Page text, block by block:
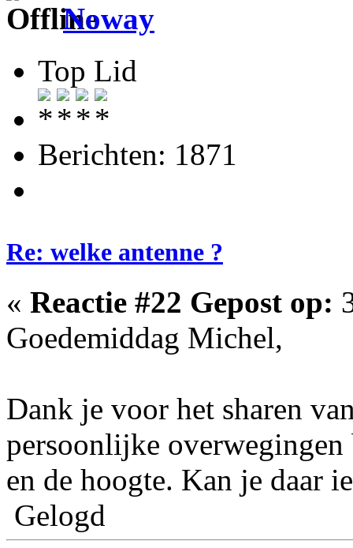
Noway
Top Lid
Berichten: 1871
Re: welke antenne ?
« Reactie #22 Gepost op:
Goedemiddag Michel,
Dank je voor het sharen
persoonlijke
en de hoogte. Kan je daar
Gelogd